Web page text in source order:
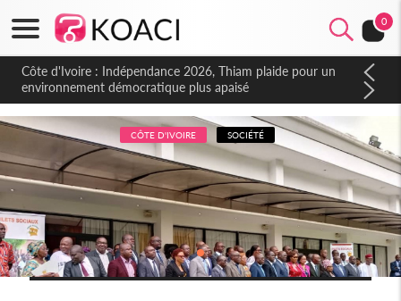
0
Côte d'Ivoire : Indépendance 2026, Thiam plaide pour un
environnement démocratique plus apaisé
CÔTE D'IVOIRE SOCIÉTÉ